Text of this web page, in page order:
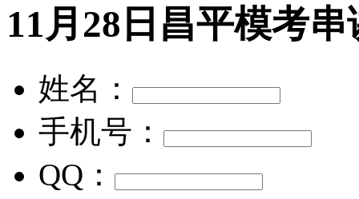
11月28日昌平模考
姓名：
手机号：
QQ：